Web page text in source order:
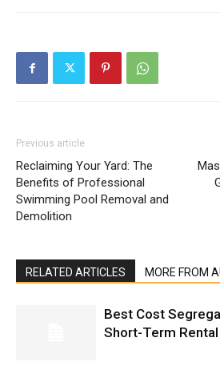
Previous article
Reclaiming Your Yard: The
Benefits of Professional
Swimming Pool Removal and
Demolition
RELATED ARTICLES MORE FROM
Best Cost
Short-Term